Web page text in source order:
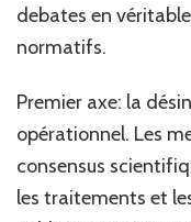
debates en
normatifs.
Premier axe: la
opérationnel. Les
consensus
les traitements et